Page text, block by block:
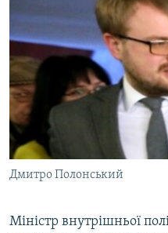
ВСЕ ЗА ДЕНЬ
СПЕЦПРОЕКТИ
ДЕПОРТАЦІЯ
ВІДЕОУРОКИ «ELIFBE»
СВІДЧЕННЯ ОКУПАЦІЇ
УКРАЇНСЬКА ПРОБЛЕМА
ІНФОГРАФІКА
ЯК ОБІЙТИ БЛОКУВАННЯ
Русский
Qırımtatar
ДОЛУЧАЙСЯ!
Дмитро Полонський
Міністр внутрішньої